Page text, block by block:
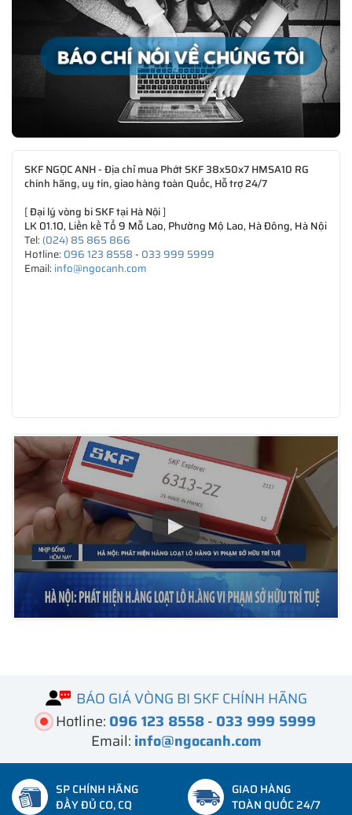
SKF NGỌC ANH - Địa chỉ mua Phớt SKF 38x50x7 HMSA10 RG
chính hãng, uy tín, giao hàng toàn Quốc, Hỗ trợ 24/7
[Đại lý vòng bi SKF tại Hà Nội]
LK 01.10, Liền kề Tổ 9 Mỗ Lao, Phường Mộ Lao, Hà Đông, Hà Nội
Tel: (024) 85 865 866
Hotline: 096 123 8558- 033 999 5999
Email: info@ngocanh.com
BÁO GIÁ VÒNG BI SKF CHÍNH HÃNG
Hotline: 096 123 8558- 033 999 5999
Email: info@ngocanh.com
SP CHÍNH HÃNG
ĐẦY ĐỦ CO, CQ
GIAO HÀNG
TOÀN QUỐC 24/7